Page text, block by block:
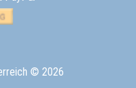
© 2026